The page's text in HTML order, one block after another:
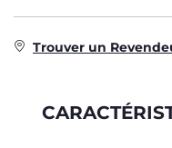
Trouver un